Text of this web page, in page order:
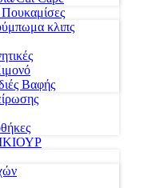
κλιπς
Βαφής